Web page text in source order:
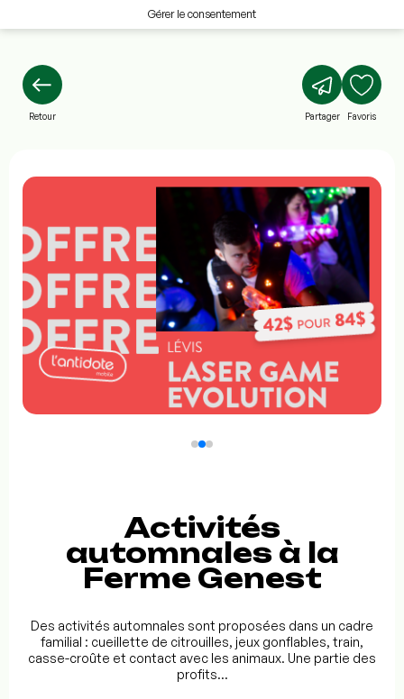
Gérer le consentement
Retour Partager Favoris
Activités
automnales à la
Ferme Genest
Des activités automnales sont proposées dans un cadre
familial : cueillette de citrouilles, jeux gonflables, train,
casse-croûte et contact avec les animaux. Une partie des
profits...